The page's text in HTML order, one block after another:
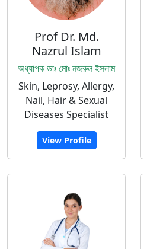
Prof Dr. Md.
Nazrul Islam
অধ্যাপক ডাঃ মোঃ নজরুল ইসলাম
Skin, Leprosy, Allergy,
Nail, Hair & Sexual
Diseases Specialist
View Profile